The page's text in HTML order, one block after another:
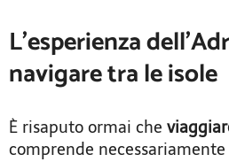
L’esperienza
navigare tra le isole
È risaputo ormai che
comprende